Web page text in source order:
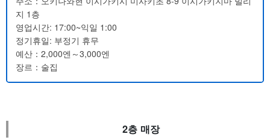
지 1층
영업시간: 17:00~익일 1:00
정기휴일: 부정기 휴무
예산：2,000엔～3,000엔
장르：술집
2층 매장